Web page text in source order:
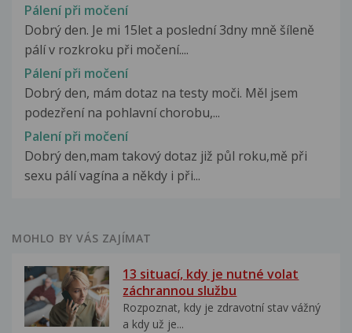
Pálení při močení
Dobrý den. Je mi 15let a poslední 3dny mně šíleně
pálí v rozkroku při močení....
Pálení při močení
Dobrý den, mám dotaz na testy moči. Měl jsem
podezření na pohlavní chorobu,...
Palení při močení
Dobrý den,mam takový dotaz již půl roku,mě při
sexu pálí vagína a někdy i při...
MOHLO BY VÁS ZAJÍMAT
13 situací, kdy je nutné volat
záchrannou službu
Rozpoznat, kdy je zdravotní stav vážný
a kdy už je...